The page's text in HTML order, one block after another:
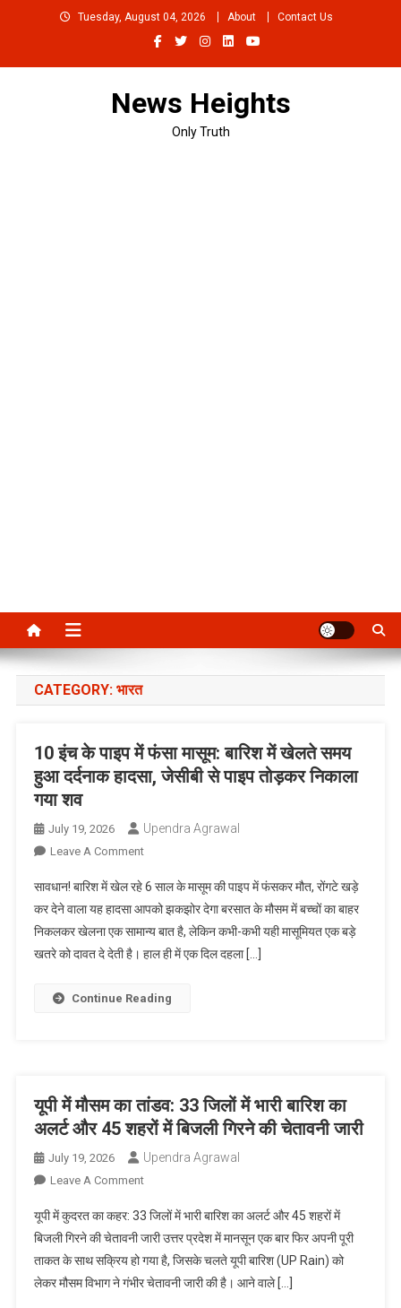
Tuesday, August 04, 2026 About Contact Us
News Heights
Only Truth
CATEGORY: भारत
10 इंच के पाइप में फंसा मासूम: बारिश में खेलते समय
हुआ दर्दनाक हादसा, जेसीबी से पाइप तोड़कर निकाला
गया शव
July 19, 2026 Upendra Agrawal
Leave A CommentOn
इंच
के
पाइप
में
मासूम:
हुआ
दर्दनाक
हादसा,
जेसीबी
से
तोड़कर
निकाला
गया
शव
सावधान! बारिश में खेल रहे 6 साल के मासूम की पाइप में फंसकर मौत, रोंगटे खड़े
कर देने वाला यह हादसा आपको झकझोर देगा बरसात के मौसम में बच्चों का बाहर
निकलकर खेलना एक सामान्य बात है, लेकिन कभी-कभी यही मासूमियत एक बड़े
खतरे को दावत दे देती है। हाल ही में एक दिल दहला […]
Continue Reading
यूपी में मौसम का तांडव: 33 जिलों में भारी बारिश का
अलर्ट और 45 शहरों में बिजली गिरने की चेतावनी जारी
July 19, 2026 Upendra Agrawal
Leave A CommentOn
में
मौसम
का
तांडव:
यूपी में कुदरत का कहर: 33 जिलों में भारी बारिश का अलर्ट और 45 शहरों में
बिजली गिरने की चेतावनी जारी उत्तर प्रदेश में मानसून एक बार फिर अपनी पूरी
ताकत के साथ सक्रिय हो गया है, जिसके चलते यूपी बारिश (UP Rain) को
लेकर मौसम विभाग ने गंभीर चेतावनी जारी की है। आने वाले […]